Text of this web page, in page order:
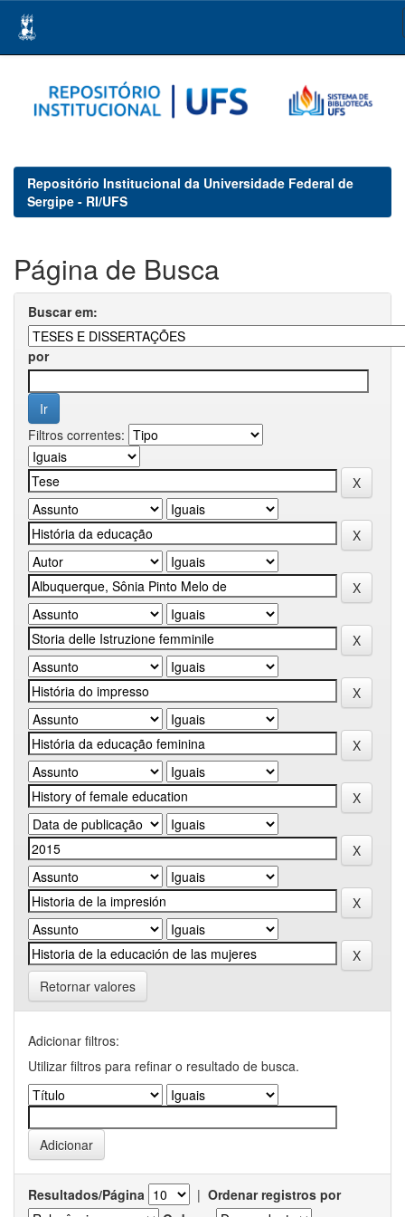
navigation
Repositório Institucional da Universidade Federal de
Sergipe - RI/UFS
Página de Busca
Buscar em:
por
Filtros correntes:
Retornar valores
Adicionar filtros:
Utilizar filtros para refinar o resultado de busca.
Resultados/Página | Ordenar registros por